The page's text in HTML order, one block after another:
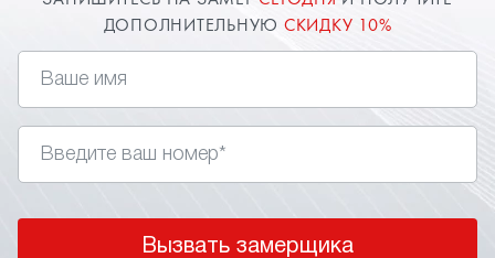
ДОПОЛНИТЕЛЬНУЮ СКИДКУ 10%
Вызвать замерщика